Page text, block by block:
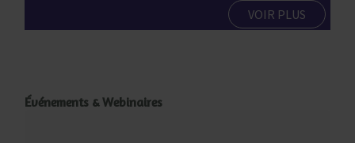
VOIR PLUS
Événements & Webinaires